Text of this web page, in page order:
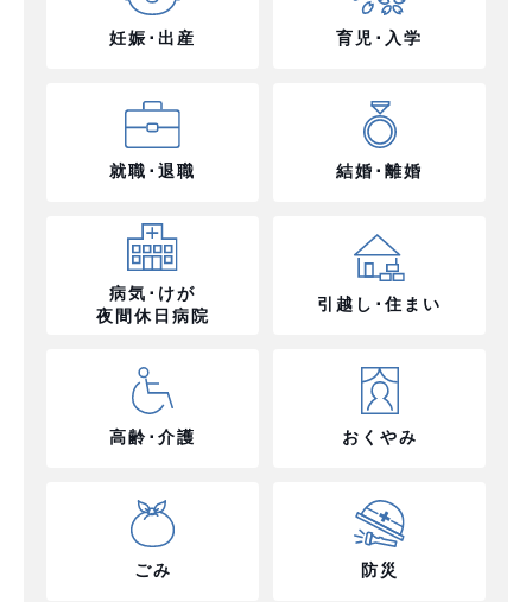
妊娠･出産 育児･入学
就職･退職 結婚･離婚
病気･けが
夜間休日病院
引越し･住まい
高齢･介護 おくやみ
ごみ 防災